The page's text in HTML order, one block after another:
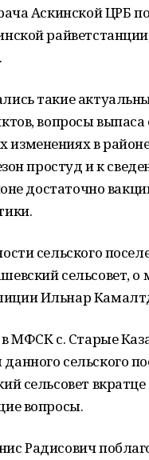
Аскинской ЦРБ
такие
вопросы выпаса
в
простуд и к
достаточно
сельского
сельсовет,
Ильнар
МФСК с. Старые
сельского
сельсовет
вопросы.
Радисович